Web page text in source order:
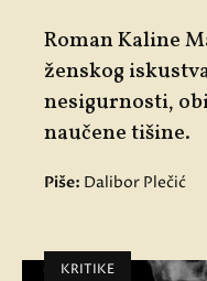
Roman Kaline
ženskog
nesigurnosti,
naučene tišine.
Piše: Dalibor Plečić
KRITIKE